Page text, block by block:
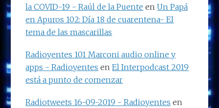
la COVID-19 - Raúl de la Puente enUn Papá
en Apuros 102: Día 18 de cuarentena- El
tema de las mascarillas
Radioyentes 101 Marconi audio online y
apps - Radioyentes enEl Interpodcast 2019
está a punto de comenzar
Radiotweets 16-09-2019 - Radioyentes en